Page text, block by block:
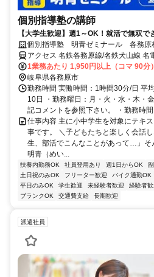
個別指導塾の講師
【大学生歓迎】週1～OK！就活で無双
指導講師｜未経験・初バイト◎｜昇給あ
個別指導塾 明青ゼミナール 各務原
アクセス 名鉄各務原線/名鉄犬山線 名
本線 各務ヶ原徒歩約3分 名電各務原駅
1分 各務ヶ原駅(ＪＲ高山本線)徒歩3分
1業務あたり 1,950円以上（コマ 90分）
岐阜県各務原市
勤務時間 実働時間：1時間30分/日 平
10日 ・勤務曜日：月・火・水・木・
記コメントを参照下さい。 ・勤務時間
仕事内容 主に小中学生を対象にテキ
事です。 ＼子どもたちと楽しく会話
生、部活でこんなことがあって…」そ
明青（めい...
扶養内勤務OK 社員登用あり 週1日からOK
土日祝のみOK
フリーター歓迎 バイク通勤OK
平日のみOK
学生歓迎 未経験者歓迎 経験者歓
ブランクOK
交通費支給 長期歓迎
派遣社員